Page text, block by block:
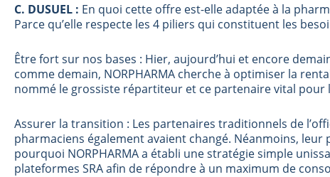
C. DUSUEL : En quoi cette offre est-elle adaptée à la
Parce qu’elle respecte les 4 piliers qui constituent les
Être fort sur nos bases : Hier, aujourd’hui et encore
comme demain, NORPHARMA cherche à optimiser la
nommé le grossiste répartiteur et ce partenaire vital pour
Assurer la transition : Les partenaires traditionnels de
pharmaciens également avaient changé. Néanmoins,
pourquoi NORPHARMA a établi une stratégie simple
plateformes SRA afin de répondre à un maximum de